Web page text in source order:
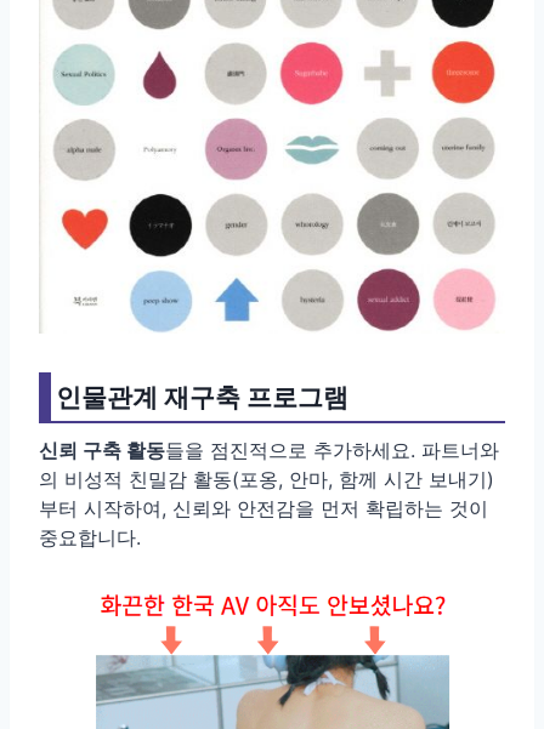
인물관계 재구축 프로그램
신뢰 구축 활동들을 점진적으로 추가하세요. 파트너와
의 비성적 친밀감 활동(포옹, 안마, 함께 시간 보내기)
부터 시작하여, 신뢰와 안전감을 먼저 확립하는 것이
중요합니다.